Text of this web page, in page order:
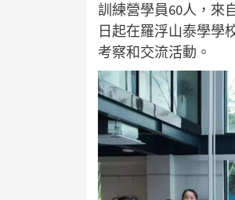
訓練營學員60人，來
日起在羅浮山泰學學
考察和交流活動。